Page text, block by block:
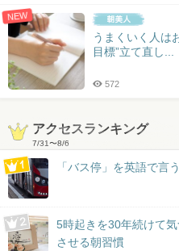
NEW
うまくいく人は
目標”立て直し...
572
アクセスランキング
7/31〜8/6
「バス停」を英語で言
5時起きを30年続けて
させる朝習慣